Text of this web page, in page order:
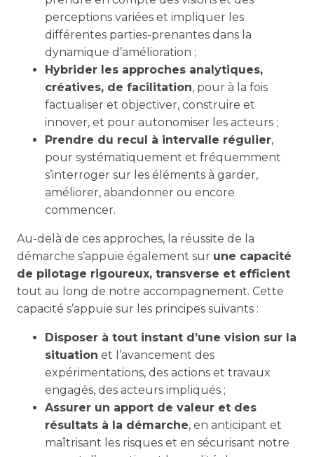
perceptions variées et impliquer les
différentes parties-prenantes dans la
dynamique d’amélioration ;
Hybrider les approches analytiques,
créatives, de facilitation, pour à la fois
factualiser et objectiver, construire et
innover, et pour autonomiser les acteurs ;
Prendre du recul à intervalle régulier,
pour systématiquement et fréquemment
s’interroger sur les éléments à garder,
améliorer, abandonner ou encore
commencer.
Au-delà de ces approches, la réussite de la
démarche s’appuie également sur une capacité
de pilotage rigoureux, transverse et efficient
tout au long de notre accompagnement. Cette
capacité s’appuie sur les principes suivants :
Disposer à tout instant d’une vision sur la
situation et l’avancement des
expérimentations, des actions et travaux
engagés, des acteurs impliqués ;
Assurer un apport de valeur et des
résultats à la démarche, en anticipant et
maîtrisant les risques et en sécurisant notre